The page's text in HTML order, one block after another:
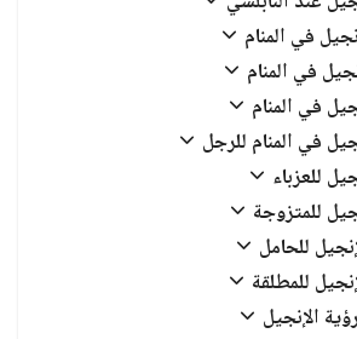
في المنام
في المنام
في المنام
في المنام للرجل
للعزباء
للمتزوجة
للحامل
للمطلقة
الإنجيل